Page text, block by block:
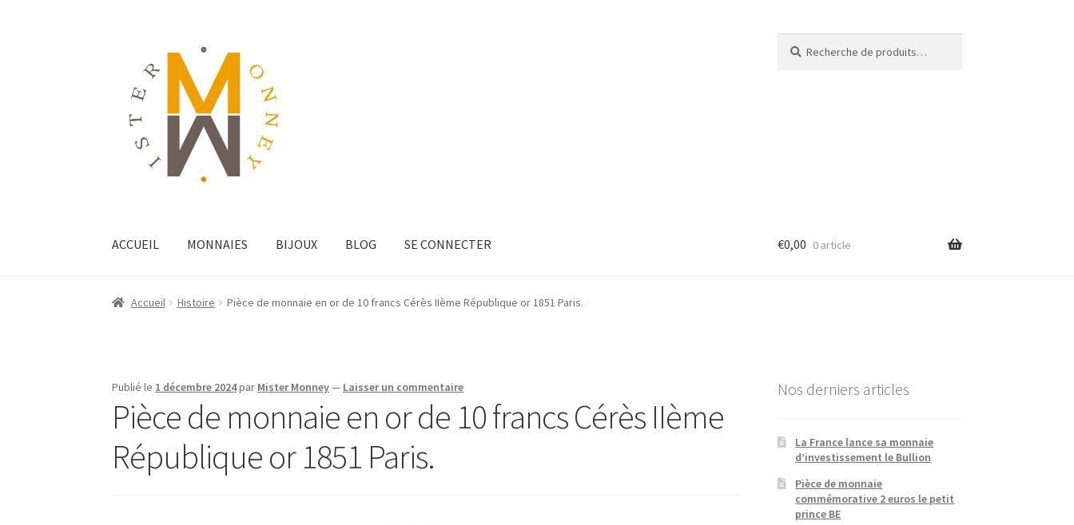
ACCUEIL MONNAIES BIJOUX BLOG SE CONNECTER €0,00 0 article
Accueil Histoire Pièce de monnaie en or de 10 francs Cérès IIème République or 1851 Paris.
Publié le 1 décembre 2024par Mister Monney— Laisser un commentaire
Pièce de monnaie en or de 10 francs Cérès IIème
République or 1851 Paris.
Nos derniers articles
La France lance sa monnaie
d’investissement le Bullion
Pièce de monnaie
commémorative 2 euros le petit
prince BE